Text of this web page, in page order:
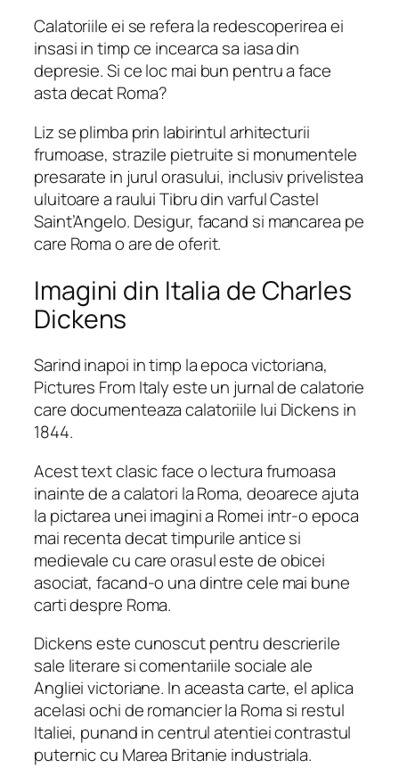
Calatoriile ei se refera la redescoperirea ei
insasi in timp ce incearca sa iasa din
depresie. Si ce loc mai bun pentru a face
asta decat Roma?
Liz se plimba prin labirintul arhitecturii
frumoase, strazile pietruite si monumentele
presarate in jurul orasului, inclusiv privelistea
uluitoare a raului Tibru din varful Castel
Saint’Angelo. Desigur, facand si mancarea pe
care Roma o are de oferit.
Imagini din Italia de Charles
Dickens
Sarind inapoi in timp la epoca victoriana,
Pictures From Italy este un jurnal de calatorie
care documenteaza calatoriile lui Dickens in
1844.
Acest text clasic face o lectura frumoasa
inainte de a calatori la Roma, deoarece ajuta
la pictarea unei imagini a Romei intr-o epoca
mai recenta decat timpurile antice si
medievale cu care orasul este de obicei
asociat, facand-o una dintre cele mai bune
carti despre Roma.
Dickens este cunoscut pentru descrierile
sale literare si comentariile sociale ale
Angliei victoriane. In aceasta carte, el aplica
acelasi ochi de romancier la Roma si restul
Italiei, punand in centrul atentiei contrastul
puternic cu Marea Britanie industriala.